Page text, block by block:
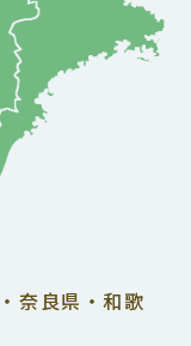
奈良県・和歌